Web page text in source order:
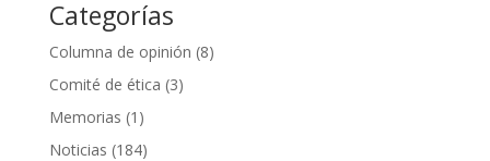
Categorías
Columna de opinión (8)
Comité de ética (3)
Memorias (1)
Noticias (184)